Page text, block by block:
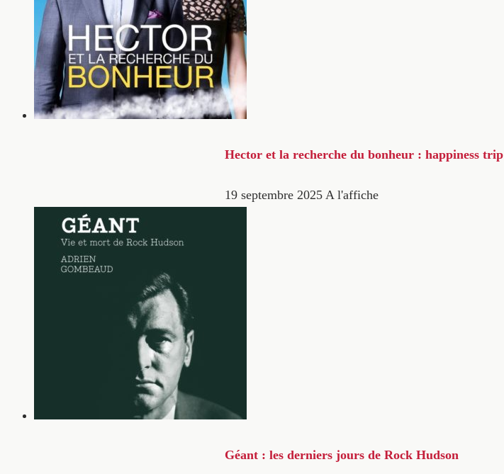
Hector et la recherche du bonheur : happiness trip
19 septembre 2025 A l'affiche
Géant : les derniers jours de Rock Hudson